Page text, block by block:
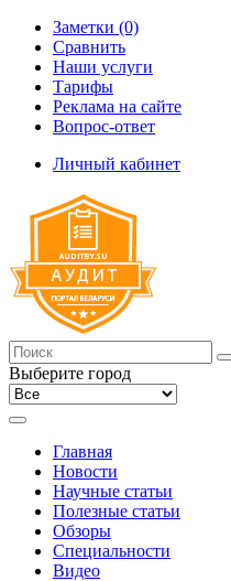
Заметки (0)
Сравнить
Наши услуги
Тарифы
Реклама на сайте
Вопрос-ответ
Личный кабинет
Выберите город
Главная
Новости
Научные статьи
Полезные статьи
Обзоры
Специальности
Видео